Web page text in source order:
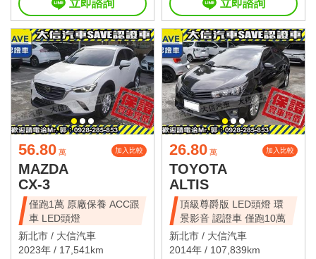
立即諮詢 立即諮詢
56.80 萬 加入比較
MAZDA
CX-3
僅跑1萬 原廠保養 ACC跟
車 LED頭燈
新北市 / 大信汽車
2023年 / 17,541km
26.80 萬 加入比較
TOYOTA
ALTIS
頂級尊爵版 LED頭燈 環
景影音 認證車 僅跑10萬
新北市 / 大信汽車
2014年 / 107,839km